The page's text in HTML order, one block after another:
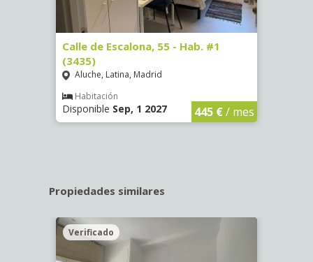
Calle de Escalona, 55 - Hab. #1
(3435)
Aluche, Latina, Madrid
Habitación
Disponible Sep, 1 2027 445 €/ mes
Propiedades similares
Verificado